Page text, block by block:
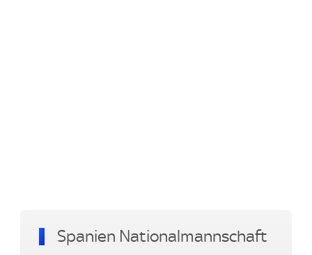
Spanien Nationalmannschaft